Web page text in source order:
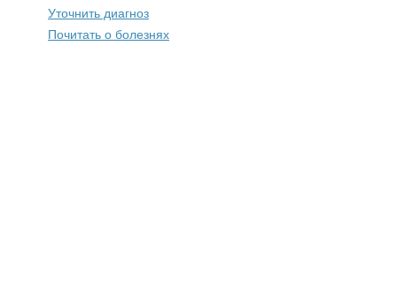
Уточнить диагноз
Почитать о болезнях